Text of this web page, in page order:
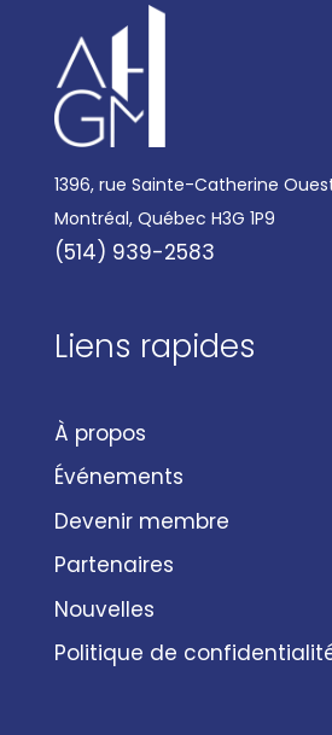
1396, rue Sainte-Catherine
Montréal, Québec H3G 1P9
(514) 939-2583
Liens rapides
À propos
Événements
Devenir membre
Partenaires
Nouvelles
Politique de